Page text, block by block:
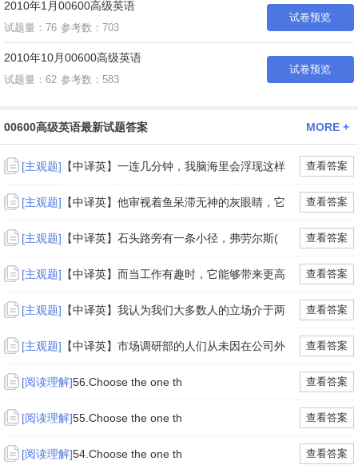
2010年1月00600高级英语
试题量：76 参考数：703
试卷预览
2010年10月00600高级英语
试题量：62 参考数：583
试卷预览
00600高级英语最新试题答案 MORE +
[主观题] 【中译英】一连几分钟，我脑海里会浮现这样 查看答案
[主观题] 【中译英】他审视着鱼呆滞无神的灰眼睛，它 查看答案
[主观题] 【中译英】石头路旁有一条小径，弗劳尔斯( 查看答案
[主观题] 【中译英】而当工作有趣时，它能够带来更高 查看答案
[主观题] 【中译英】我认为我们大多数人的立场介于两 查看答案
[主观题] 【中译英】市场调研部的人们从未因在公司外 查看答案
[阅读理解]56.Choose the one th 查看答案
[阅读理解]55.Choose the one th 查看答案
[阅读理解]54.Choose the one th 查看答案